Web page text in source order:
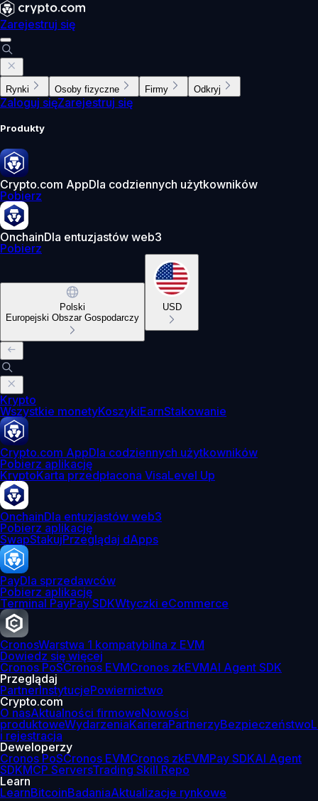
Zarejestruj się
Rynki Osoby fizyczne Firmy Odkryj
Zaloguj sięZarejestruj się
Produkty
Crypto.com AppDla codziennych użytkowników
Pobierz
OnchainDla entuzjastów web3
Pobierz
Polski
Europejski Obszar Gospodarczy
USD
Krypto
Wszystkie monetyKoszykiEarnStakowanie
Crypto.com AppDla codziennych użytkowników
Pobierz aplikację
KryptoKarta przedpłacona VisaLevel Up
OnchainDla entuzjastów web3
Pobierz aplikację
SwapStakujPrzeglądaj dApps
PayDla sprzedawców
Pobierz aplikację
Terminal PayPay SDKWtyczki eCommerce
CronosWarstwa 1 kompatybilna z EVM
Dowiedz się więcej
Cronos PoSCronos EVMCronos zkEVMAI Agent SDK
Przeglądaj
PartnerInstytucjePowiernictwo
Crypto.com
O nasAktualności firmoweNowości
produktoweWydarzeniaKarieraPartnerzyBezpieczeństwo
i rejestracja
Deweloperzy
Cronos PoSCronos EVMCronos zkEVMPay SDKAI Agent
SDKMCP ServersTrading Skill Repo
Learn
LearnBitcoinBadaniaAktualizacje rynkowe